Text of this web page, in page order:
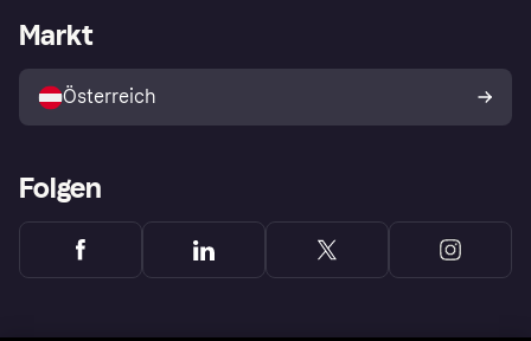
Shops entdecken
Händlerportal
Markt
Österreich
Folgen